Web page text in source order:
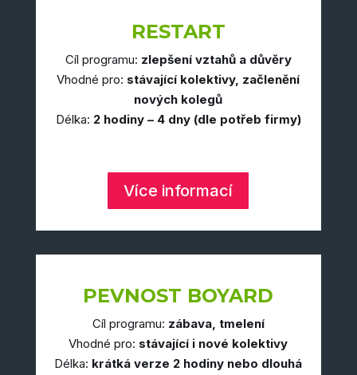
RESTART
Cíl programu: zlepšení vztahů a důvěry
Vhodné pro: stávající kolektivy, začlenění
nových kolegů
Délka: 2 hodiny – 4 dny (dle potřeb firmy)
Více informací
PEVNOST BOYARD
Cíl programu: zábava, tmelení
Vhodné pro: stávající i nové kolektivy
Délka: krátká verze 2 hodiny nebo dlouhá